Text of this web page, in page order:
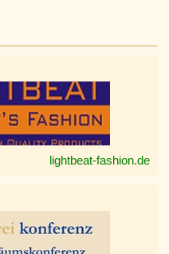
lightbeat-fashion.de